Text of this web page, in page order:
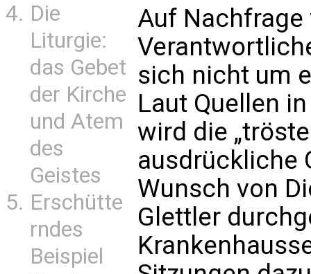
Die
Liturgie:
das Gebet
der Kirche
und Atem
des
Geistes
Erschütte
rndes
Beispiel
Auf
sich nicht um
Laut Quellen
wird die
ausdrückliche
Wunsch von
Glettler